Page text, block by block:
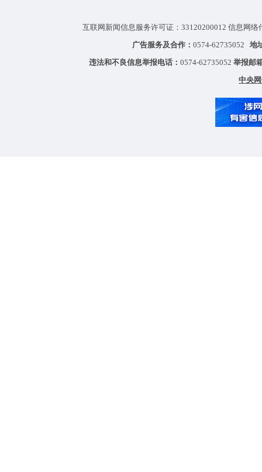
互联网新闻信息服务许可证：33120200012 信息网
广告服务及合作： 0574-62735052 地
违法和不良信息举报电话： 0574-62735052 举报邮
中央